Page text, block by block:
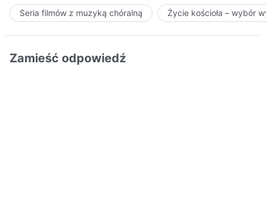
Seria filmów z muzyką chóralną Życie kościoła – wybór
Zamieść odpowiedź